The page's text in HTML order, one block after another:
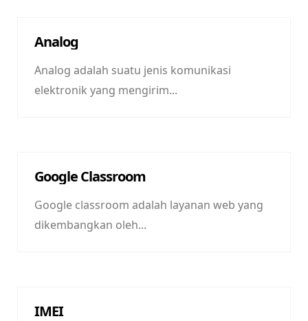
Analog
Analog adalah suatu jenis komunikasi
elektronik yang mengirim...
Google Classroom
Google classroom adalah layanan web yang
dikembangkan oleh...
IMEI